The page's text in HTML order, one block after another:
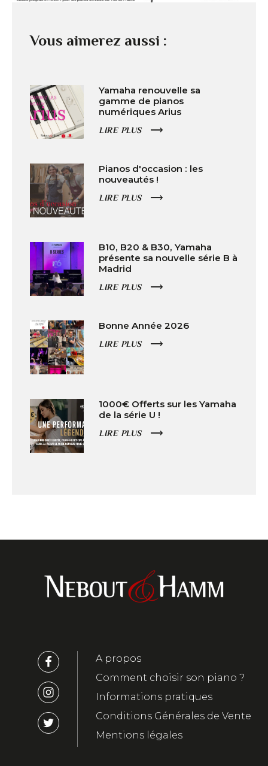
Vous aimerez aussi :
Yamaha renouvelle sa
gamme de pianos
numériques Arius
LIRE PLUS
Pianos d'occasion : les
nouveautés !
LIRE PLUS
B10, B20 & B30, Yamaha
présente sa nouvelle série B à
Madrid
LIRE PLUS
Bonne Année 2026
LIRE PLUS
1000€ Offerts sur les Yamaha
de la série U !
LIRE PLUS
A propos
Comment choisir son piano ?
Informations pratiques
Conditions Générales de Vente
Mentions légales